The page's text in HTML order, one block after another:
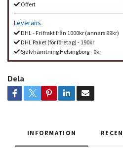
Offert
Leverans
DHL - Fri frakt från 1000kr (annars 99kr)
DHL Paket (för företag) - 190kr
Självhämtning Helsingborg - 0kr
Dela
INFORMATION